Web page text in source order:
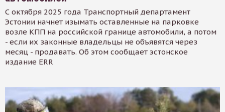
С октября 2025 года Транспортный департамент
Эстонии начнет изымать оставленные на парковке
возле КПП на российской границе автомобили, а потом
- если их законные владельцы не объявятся через
месяц - продавать. Об этом сообщает эстонское
издание ERR